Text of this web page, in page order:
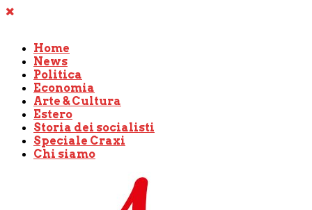
Home
News
Politica
Economia
Arte & Cultura
Estero
Storia dei socialisti
Speciale Craxi
Chi siamo